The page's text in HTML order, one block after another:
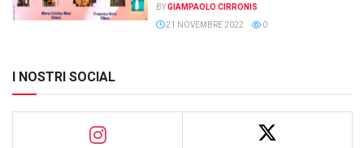
BYGIAMPAOLO CIRRONIS
21 NOVEMBRE 2022
0
I NOSTRI SOCIAL